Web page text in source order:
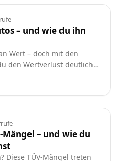
– und wie du ihn
Wert – doch mit den
den Wertverlust deutlich
Faktoren besonders
– und wie du
Diese TÜV-Mängel treten